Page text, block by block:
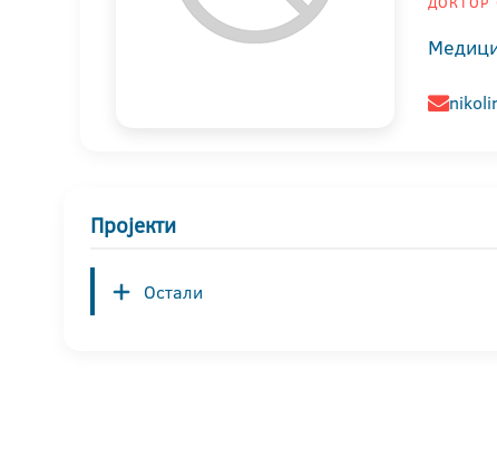
Пројекти
Остали